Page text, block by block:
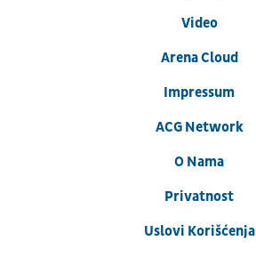
Video
Arena Cloud
Impressum
ACG Network
O Nama
Privatnost
Uslovi Korišćenja